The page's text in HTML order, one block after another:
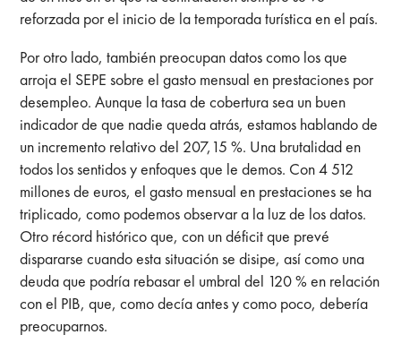
reforzada por el inicio de la temporada turística en el país.
Por otro lado, también preocupan datos como los que
arroja el SEPE sobre el gasto mensual en prestaciones por
desempleo. Aunque la tasa de cobertura sea un buen
indicador de que nadie queda atrás, estamos hablando de
un incremento relativo del 207,15 %. Una brutalidad en
todos los sentidos y enfoques que le demos. Con 4 512
millones de euros, el gasto mensual en prestaciones se ha
triplicado, como podemos observar a la luz de los datos.
Otro récord histórico que, con un déficit que prevé
dispararse cuando esta situación se disipe, así como una
deuda que podría rebasar el umbral del 120 % en relación
con el PIB, que, como decía antes y como poco, debería
preocuparnos.